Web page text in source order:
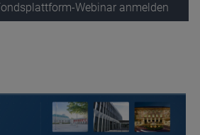
Webinar anmelden